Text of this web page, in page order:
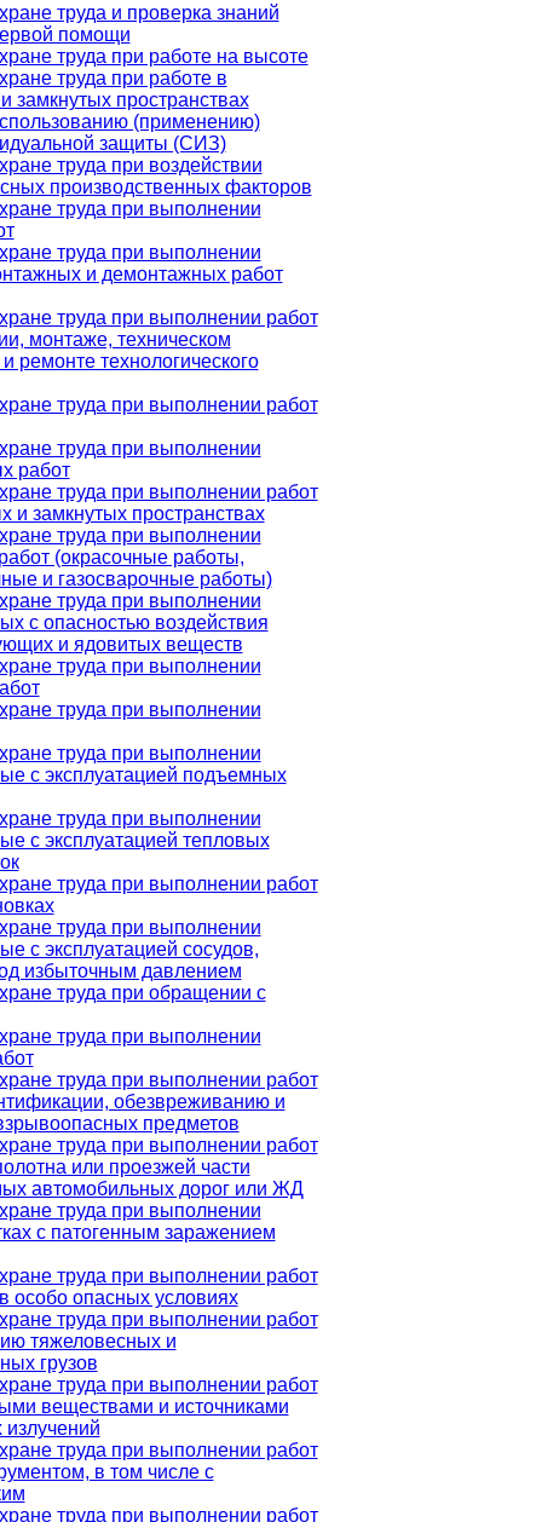
труда и проверка знаний
помощи
труда при работе на высоте
труда при работе в
замкнутых пространствах
(применению)
защиты (СИЗ)
труда при воздействии
производственных факторов
труда при выполнении
труда при выполнении
и демонтажных работ
труда при выполнении работ
монтаже, техническом
ремонте технологического
труда при выполнении работ
труда при выполнении
работ
труда при выполнении работ
и замкнутых пространствах
труда при выполнении
(окрасочные работы,
и газосварочные работы)
труда при выполнении
с опасностью воздействия
и ядовитых веществ
труда при выполнении
труда при выполнении
труда при выполнении
с эксплуатацией подъемных
труда при выполнении
с эксплуатацией тепловых
труда при выполнении работ
труда при выполнении
с эксплуатацией сосудов,
избыточным давлением
труда при обращении с
труда при выполнении
труда при выполнении работ
обезвреживанию и
предметов
труда при выполнении работ
или проезжей части
автомобильных дорог или ЖД
труда при выполнении
с патогенным заражением
труда при выполнении работ
особо опасных условиях
труда при выполнении работ
тяжеловесных и
грузов
труда при выполнении работ
веществами и источниками
труда при выполнении работ
в том числе с
труда при выполнении работ